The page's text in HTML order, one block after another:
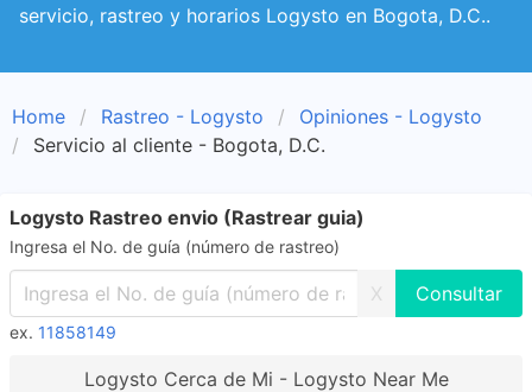
servicio, rastreo y horarios Logysto en Bogota, D.C..
Home Rastreo - Logysto
Opiniones - Logysto
Servicio al cliente - Bogota, D.C.
Logysto Rastreo envio (Rastrear guia)
Ingresa el No. de guía (número de rastreo)
X
ex. 11858149
Logysto Cerca de Mi - Logysto Near Me